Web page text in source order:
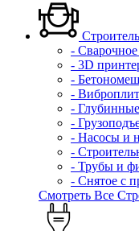
-
- 3D
-
-
-
-
- Насосы и
-
- Трубы и
- Снятое с
Смотреть Все